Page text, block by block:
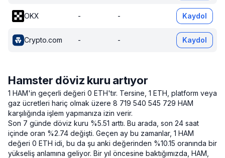
OKX - - Kaydol
Crypto.com - - Kaydol
Hamster döviz kuru artıyor
1 HAM'in geçerli değeri 0 ETH'tır. Tersine, 1 ETH, platform veya
gaz ücretleri hariç olmak üzere 8 719 540 545 729 HAM
karşılığında işlem yapmanıza izin verir.
Son 7 günde döviz kuru %5.51 arttı. Bu arada, son 24 saat
içinde oran %2.74 değişti. Geçen ay bu zamanlar, 1 HAM
değeri 0 ETH idi, bu da şu anki değerinden %10.15 oranında bir
yükseliş anlamına geliyor. Bir yıl öncesine baktığımızda, HAM,